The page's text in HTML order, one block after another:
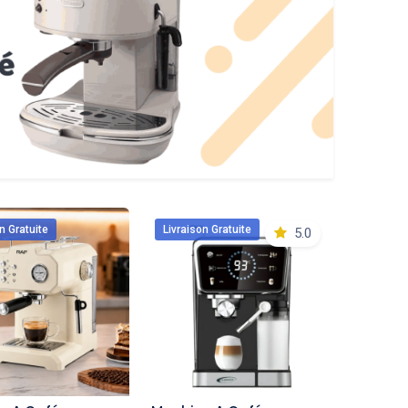
Gratuite Livraison Gratuite 5.0